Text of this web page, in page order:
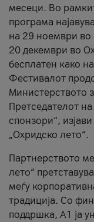
месеци. Во
програма
на 29 ноември во
20 декември во
бесплатен како
Фестивалот
Министерството
Претседателот
спонзори“,
„Охридско лето“.
Партнерството
лето“
меѓу
традиција. Со
поддршка, A1 ја